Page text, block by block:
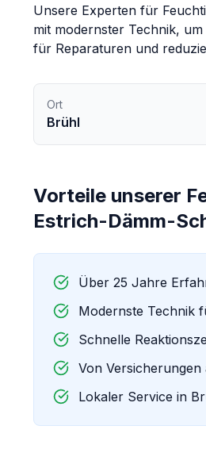
Unsere Experten für
mit modernster Technik,
für Reparaturen und
Ort
Brühl
Vorteile unserer
Estrich-Dämm-
Über 25 Jahre
Modernste Technik
Schnelle
Von
Lokaler Service in